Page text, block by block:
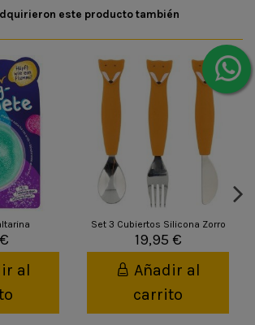
este producto también
al
Set 3 Cubiertos Silicona Zorro
19,95 €
Añadir al
carrito